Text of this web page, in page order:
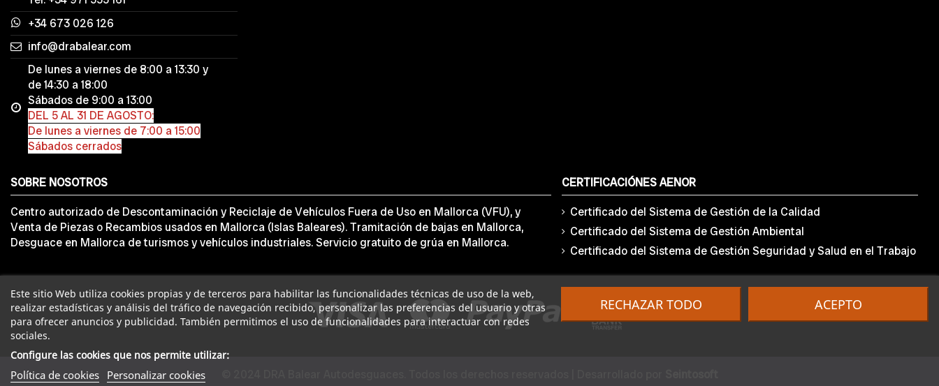
+34 673 026 126
info@drabalear.com
De lunes a viernes de 8:00 a 13:30 y
de 14:30 a 18:00
Sábados de 9:00 a 13:00
DEL 5 AL 31 DE AGOSTO:
De lunes a viernes de 7:00 a 15:00
Sábados cerrados
Este sitio Web utiliza cookies propias y de terceros para habilitar las funcionalidades técnicas de uso de la web,
realizar estadísticas y análisis del tráfico de navegación recibido, personalizar las preferencias del usuario y otras
para ofrecer anuncios y publicidad. También permitimos el uso de funcionalidades para interactuar con redes
sociales.
Configure las cookies que nos permite utilizar:
Política de cookies Personalizar cookies
RECHAZAR TODO ACEPTO
SOBRE NOSOTROS
Centro autorizado de Descontaminación y Reciclaje de Vehículos Fuera de Uso en Mallorca (VFU), y
Venta de Piezas o Recambios usados en Mallorca (Islas Baleares). Tramitación de bajas en Mallorca,
Desguace en Mallorca de turismos y vehículos industriales. Servicio gratuito de grúa en Mallorca.
CERTIFICACIÓNES AENOR
Certificado del Sistema de Gestión de la Calidad
Certificado del Sistema de Gestión Ambiental
Certificado del Sistema de Gestión Seguridad y Salud en el Trabajo